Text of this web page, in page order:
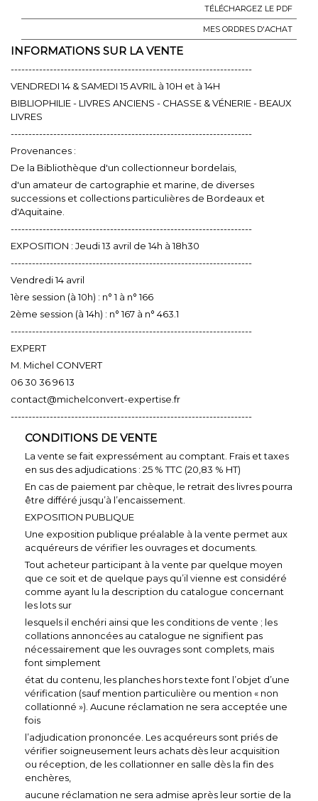
TÉLÉCHARGEZ LE PDF
MES ORDRES D'ACHAT
INFORMATIONS SUR LA VENTE
--------------------------------------------------------------------
VENDREDI 14 & SAMEDI 15 AVRIL à 10H et à 14H
BIBLIOPHILIE - LIVRES ANCIENS - CHASSE & VÉNERIE - BEAUX
LIVRES
--------------------------------------------------------------------
Provenances :
De la Bibliothèque d'un collectionneur bordelais,
d'un amateur de cartographie et marine, de diverses
successions et collections particulières de Bordeaux et
d'Aquitaine.
--------------------------------------------------------------------
EXPOSITION : Jeudi 13 avril de 14h à 18h30
--------------------------------------------------------------------
Vendredi 14 avril
1ère session (à 10h) : n° 1 à n° 166
2ème session (à 14h) : n° 167 à n° 463.1
--------------------------------------------------------------------
EXPERT
M. Michel CONVERT
06 30 36 96 13
contact@michelconvert-expertise.fr
--------------------------------------------------------------------
CONDITIONS DE VENTE
La vente se fait expressément au comptant. Frais et taxes
en sus des adjudications : 25 % TTC (20,83 % HT)
En cas de paiement par chèque, le retrait des livres pourra
être différé jusqu’à l’encaissement.
EXPOSITION PUBLIQUE
Une exposition publique préalable à la vente permet aux
acquéreurs de vérifier les ouvrages et documents.
Tout acheteur participant à la vente par quelque moyen
que ce soit et de quelque pays qu’il vienne est considéré
comme ayant lu la description du catalogue concernant
les lots sur
lesquels il enchéri ainsi que les conditions de vente ; les
collations annoncées au catalogue ne signifient pas
nécessairement que les ouvrages sont complets, mais
font simplement
état du contenu, les planches hors texte font l’objet d’une
vérification (sauf mention particulière ou mention « non
collationné »). Aucune réclamation ne sera acceptée une
fois
l’adjudication prononcée. Les acquéreurs sont priés de
vérifier soigneusement leurs achats dès leur acquisition
ou réception, de les collationner en salle dès la fin des
enchères,
aucune réclamation ne sera admise après leur sortie de la